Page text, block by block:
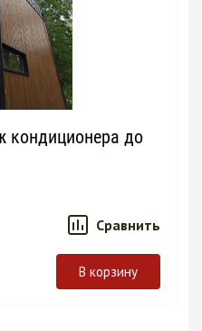
кондиционера до
Сравнить
В корзину